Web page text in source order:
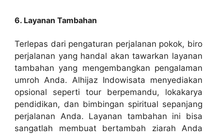
6. Layanan Tambahan
Terlepas dari pengaturan perjalanan pokok, biro
perjalanan yang handal akan tawarkan layanan
tambahan yang mengembangkan pengalaman
umroh Anda. Alhijaz Indowisata menyediakan
opsional seperti tour berpemandu, lokakarya
pendidikan, dan bimbingan spiritual sepanjang
perjalanan Anda. Layanan tambahan ini bisa
sangatlah membuat bertambah ziarah Anda